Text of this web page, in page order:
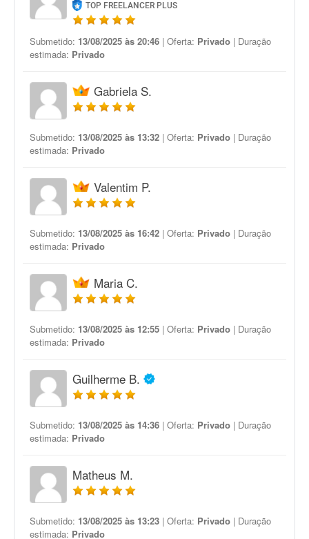
TOP FREELANCER PLUS
Submetido: 13/08/2025 às 20:46 | Oferta: Privado | Duração
estimada: Privado
Gabriela S.
Submetido: 13/08/2025 às 13:32 | Oferta: Privado | Duração
estimada: Privado
Valentim P.
Submetido: 13/08/2025 às 16:42 | Oferta: Privado | Duração
estimada: Privado
Maria C.
Submetido: 13/08/2025 às 12:55 | Oferta: Privado | Duração
estimada: Privado
Guilherme B.
Submetido: 13/08/2025 às 14:36 | Oferta: Privado | Duração
estimada: Privado
Matheus M.
Submetido: 13/08/2025 às 13:23 | Oferta: Privado | Duração
estimada: Privado